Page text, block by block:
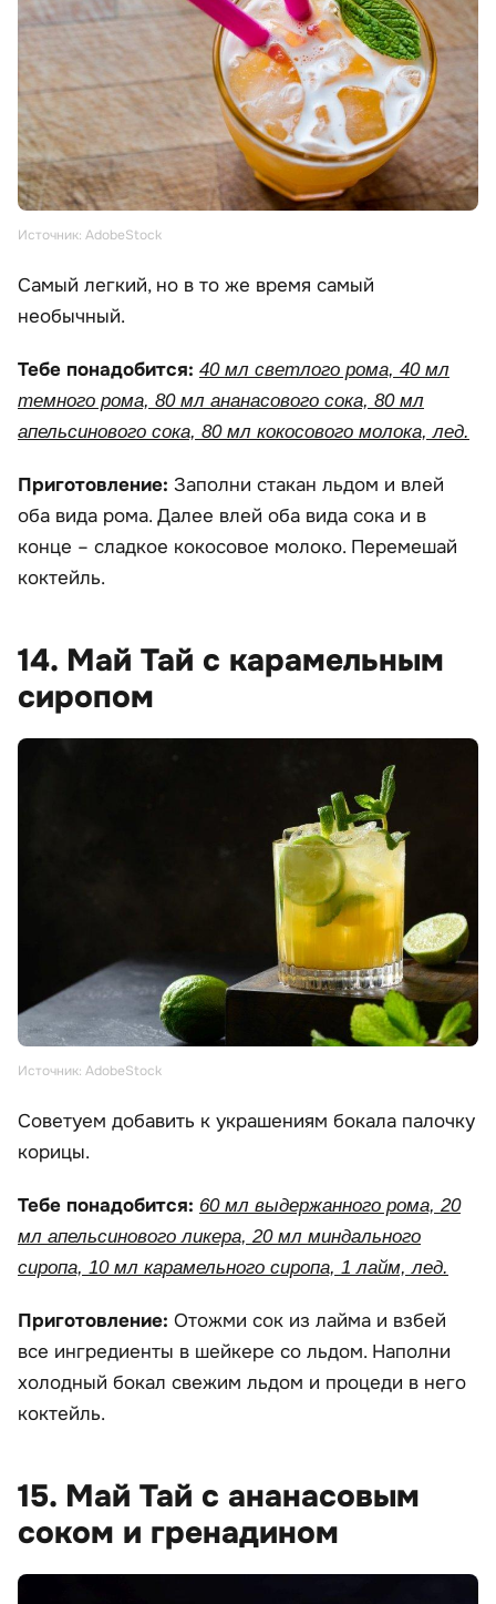
Источник: AdobeStock
Самый легкий, но в то же время самый
необычный.
Тебе понадобится: 40 мл светлого рома, 40 мл
темного рома, 80 мл ананасового сока, 80 мл
апельсинового сока, 80 мл кокосового молока, лед.
Приготовление: Заполни стакан льдом и влей
оба вида рома. Далее влей оба вида сока и в
конце – сладкое кокосовое молоко. Перемешай
коктейль.
14. Май Тай с карамельным
сиропом
Источник: AdobeStock
Советуем добавить к украшениям бокала палочку
корицы.
Тебе понадобится: 60 мл выдержанного рома, 20
мл апельсинового ликера, 20 мл миндального
сиропа, 10 мл карамельного сиропа, 1 лайм, лед.
Приготовление: Отожми сок из лайма и взбей
все ингредиенты в шейкере со льдом. Наполни
холодный бокал свежим льдом и процеди в него
коктейль.
15. Май Тай с ананасовым
соком и гренадином